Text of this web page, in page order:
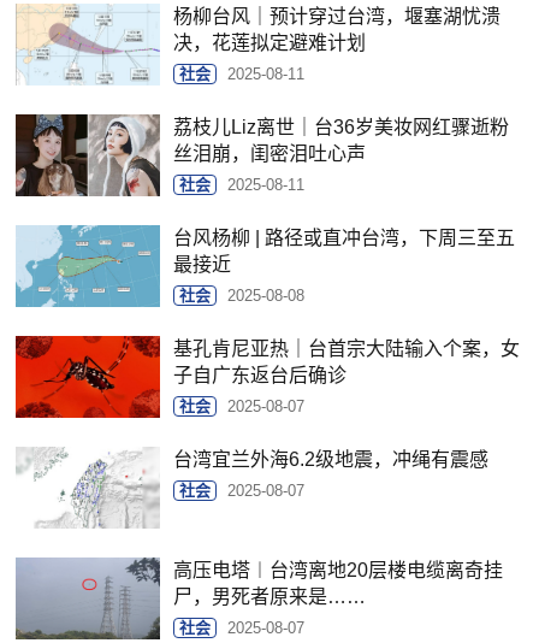
杨柳台风｜预计穿过台湾，堰塞湖忧溃
决，花莲拟定避难计划
社会 2025-08-11
荔枝儿Liz离世｜台36岁美妆网红骤逝粉
丝泪崩，闺密泪吐心声
社会 2025-08-11
台风杨柳 | 路径或直冲台湾，下周三至五
最接近
社会 2025-08-08
基孔肯尼亚热｜台首宗大陆输入个案，女
子自广东返台后确诊
社会 2025-08-07
台湾宜兰外海6.2级地震，冲绳有震感
社会 2025-08-07
高压电塔︱台湾离地20层楼电缆离奇挂
尸，男死者原来是……
社会 2025-08-07